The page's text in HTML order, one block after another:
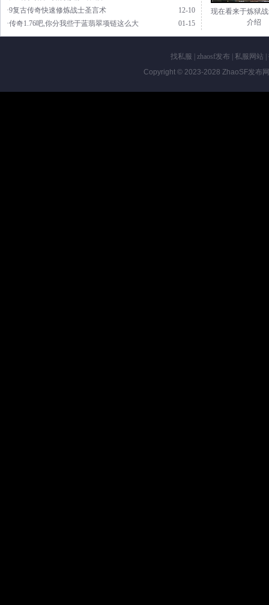
12-10
·9复古传奇快速修炼战士圣言术
01-15
·传奇1.76吧,你分我些于蓝翡翠项链这么大
现在看来于炼狱
介绍
找私服 zhaosf发布 私服网站
Copyright © 2023-2028 ZhaoSF发布网